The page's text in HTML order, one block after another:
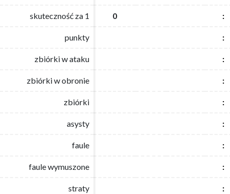
skuteczność za 1 0 :
punkty :
zbiórki w ataku :
zbiórki w obronie :
zbiórki :
asysty :
faule :
faule wymuszone :
straty :
skuteczność za 1 0 :
punkty :
zbiórki w ataku :
zbiórki w obronie :
zbiórki :
asysty :
faule :
faule wymuszone :
straty :